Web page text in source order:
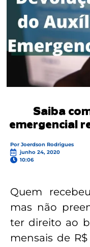
Saiba
emergencial
Por Joerdson Rodrigues
junho 24, 2020
10:06
Quem
mas não
ter direito ao
mensais de